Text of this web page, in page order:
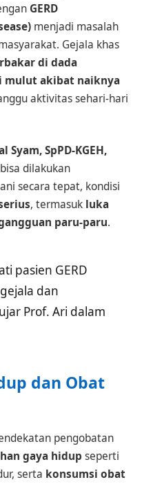
GERD
menjadi masalah
Gejala khas
di dada
mulut akibat naiknya
aktivitas sehari-hari
Syam, SpPD-KGEH,
dilakukan
secara tepat, kondisi
, termasuk luka
paru-paru.
pasien GERD
dan
Prof. Ari dalam
dan Obat
pengobatan
gaya hidup seperti
serta konsumsi obat